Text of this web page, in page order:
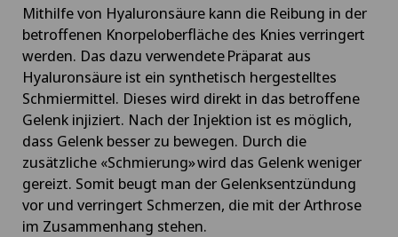
Mithilfe von Hyaluronsäure kann die Reibung in der
betroffenen Knorpeloberfläche des Knies verringert
werden. Das dazu verwendete Präparat aus
Hyaluronsäure ist ein synthetisch hergestelltes
Schmiermittel. Dieses wird direkt in das betroffene
Gelenk injiziert. Nach der Injektion ist es möglich,
dass Gelenk besser zu bewegen. Durch die
zusätzliche «Schmierung» wird das Gelenk weniger
gereizt. Somit beugt man der Gelenksentzündung
vor und verringert Schmerzen, die mit der Arthrose
im Zusammenhang stehen.